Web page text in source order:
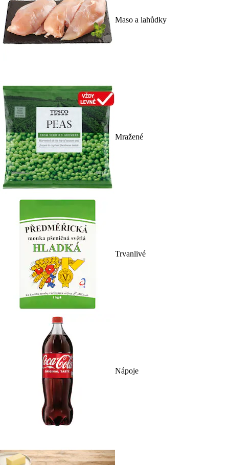
Maso a lahůdky
Mražené
Trvanlivé
Nápoje